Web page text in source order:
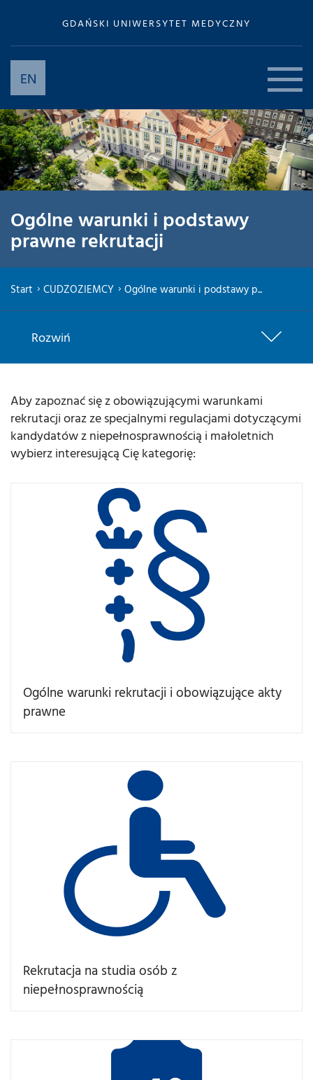
GDAŃSKI UNIWERSYTET MEDYCZNY
EN
Ogólne warunki i podstawy
prawne rekrutacji
Start CUDZOZIEMCY Ogólne warunki i podstawy p...
Rozwiń
Aby zapoznać się z obowiązującymi warunkami
rekrutacji oraz ze specjalnymi regulacjami dotyczącymi
kandydatów z niepełnosprawnością i małoletnich
wybierz interesującą Cię kategorię:
Ogólne warunki rekrutacji i obowiązujące akty
prawne
Rekrutacja na studia osób z
niepełnosprawnością